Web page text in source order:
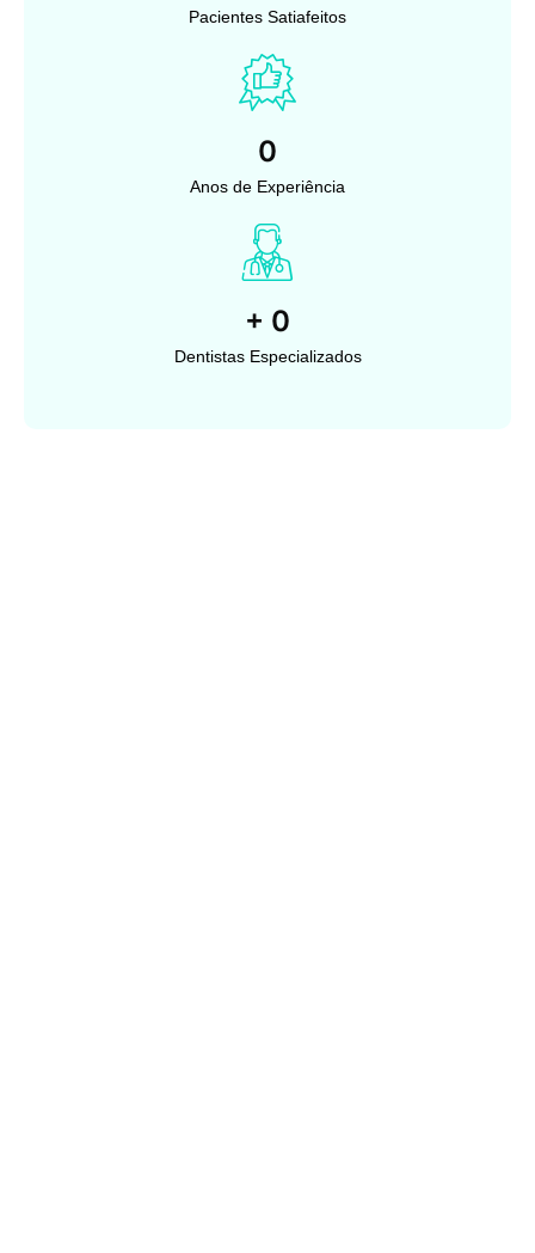
Pacientes Satiafeitos
0
Anos de Experiência
+ 0
Dentistas Especializados